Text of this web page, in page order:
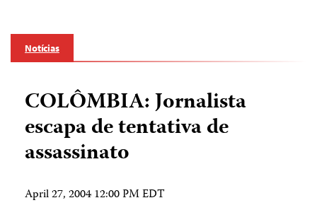
Notícias
COLÔMBIA: Jornalista
escapa de tentativa de
assassinato
April 27, 2004 12:00 PM EDT